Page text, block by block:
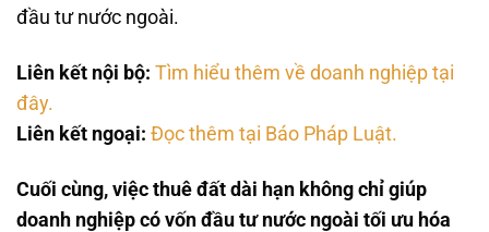
đầu tư nước ngoài.
Liên kết nội bộ: Tìm hiểu thêm về doanh nghiệp tại
đây.
Liên kết ngoại: Đọc thêm tại Báo Pháp Luật.
Cuối cùng, việc thuê đất dài hạn không chỉ giúp
doanh nghiệp có vốn đầu tư nước ngoài tối ưu hóa